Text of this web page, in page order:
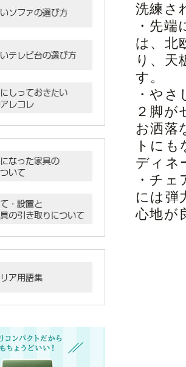
洗練さ
・先
は、北
り、天
す。
・や
２脚が
お洒落
トに
ディネ
・チ
には弾
心地が